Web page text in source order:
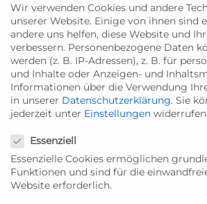
Kunststoff-
Wir verwenden Cookies und andere
unserer Website. Einige von ihnen sind
andere uns helfen, diese Website und
verbessern. Personenbezogene Daten
werden (z. B. IP-Adressen), z. B. für
und Inhalte oder Anzeigen- und
Informationen über die Verwendung
in unserer Datenschutzerklärung. Sie
jederzeit unter Einstellungen widerrufen
Essenziell
Essenzielle Cookies ermöglichen
Funktionen und sind für die
Website erforderlich.